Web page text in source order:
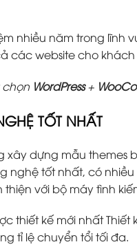
nhiều năm trong lĩnh
các website cho
chọn WordPress+
TỐT NHẤT
xây dựng mẫu
nghệ tốt nhất, có
với bộ máy tình
thiết kế mới nhất Thiết
tỉ lệ chuyển tổi tối đa.